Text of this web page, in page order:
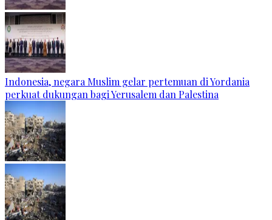
Indonesia, negara Muslim gelar pertemuan di Yordania
perkuat dukungan bagi Yerusalem dan Palestina